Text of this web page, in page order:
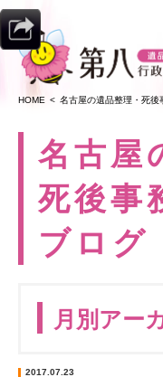
HOME 名古屋の遺品整理・死後
名古屋
死後事
ブログ
月別アー
2017.07.23